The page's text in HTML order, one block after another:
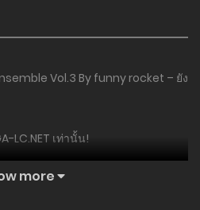
Vol.3 By funny rocket – ยัง
LC.NET เท่านั้น!
more